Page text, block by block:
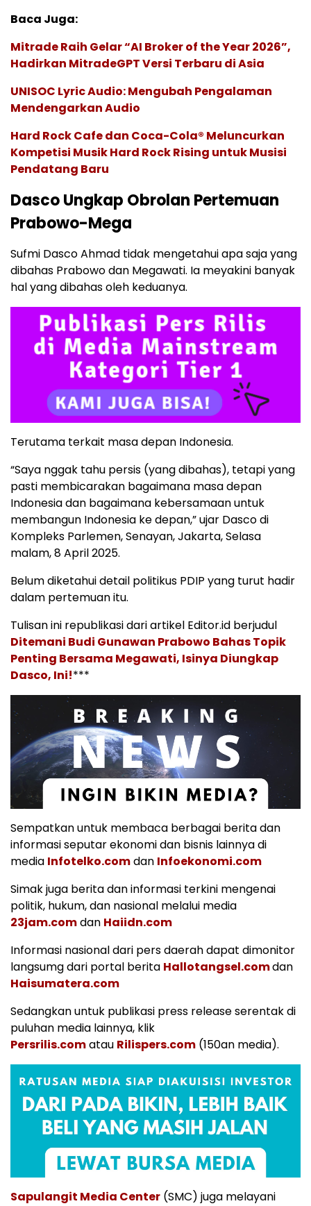
Baca Juga:
Mitrade Raih Gelar “AI Broker of the Year 2026”,
Hadirkan MitradeGPT Versi Terbaru di Asia
UNISOC Lyric Audio: Mengubah Pengalaman
Mendengarkan Audio
Hard Rock Cafe dan Coca-Cola® Meluncurkan
Kompetisi Musik Hard Rock Rising untuk Musisi
Pendatang Baru
Dasco Ungkap Obrolan Pertemuan
Prabowo-Mega
Sufmi Dasco Ahmad tidak mengetahui apa saja yang
dibahas Prabowo dan Megawati. Ia meyakini banyak
hal yang dibahas oleh keduanya.
Terutama terkait masa depan Indonesia.
“Saya nggak tahu persis (yang dibahas), tetapi yang
pasti membicarakan bagaimana masa depan
Indonesia dan bagaimana kebersamaan untuk
membangun Indonesia ke depan,” ujar Dasco di
Kompleks Parlemen, Senayan, Jakarta, Selasa
malam, 8 April 2025.
Belum diketahui detail politikus PDIP yang turut hadir
dalam pertemuan itu.
Tulisan ini republikasi dari artikel Editor.id berjudul
Ditemani Budi Gunawan Prabowo Bahas Topik
Penting Bersama Megawati, Isinya Diungkap
Dasco, Ini!***
Sempatkan untuk membaca berbagai berita dan
informasi seputar ekonomi dan bisnis lainnya di
media Infotelko.comdan Infoekonomi.com
Simak juga berita dan informasi terkini mengenai
politik, hukum, dan nasional melalui media
23jam.comdan Haiidn.com
Informasi nasional dari pers daerah dapat dimonitor
langsumg dari portal berita Hallotangsel.comdan
Haisumatera.com
Sedangkan untuk publikasi press release serentak di
puluhan media lainnya, klik
Persrilis.comatau Rilispers.com (150an media).
Sapulangit Media Center (SMC) juga melayani